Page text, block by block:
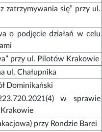
zatrzymywania się” przy ul.
o podjęcie działań w celu
przy ul. Pilotów Krakowie
ul. Chałupnika
Dominikański
w sprawie
przy Rondzie Barei